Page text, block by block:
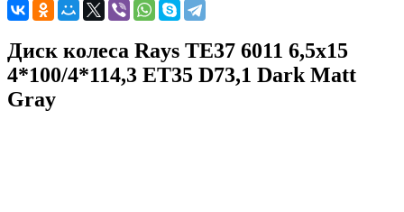
Диск колеса Rays TE37 6011 6,5x15
4*100/4*114,3 ET35 D73,1 Dark Matt
Gray